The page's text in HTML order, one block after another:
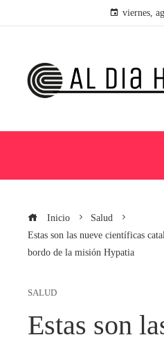
viernes,
Inicio
Salud
Estas son las nueve científicas
bordo de la misión Hypatia
SALUD
Estas son